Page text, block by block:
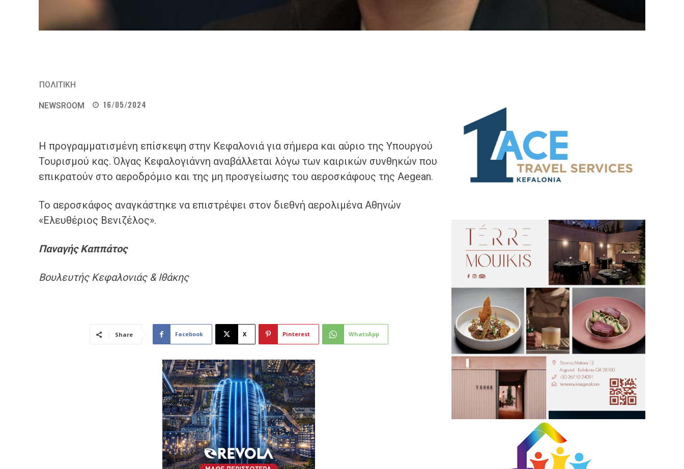
ΠΟΛΙΤΙΚΗ
NEWSROOM 16/05/2024
Η προγραμματισμένη επίσκεψη στην Κεφαλονιά για σήμερα και αύριο της Υπουργού
Τουρισμού κας. Όλγας Κεφαλογιάννη αναβάλλεται λόγω των καιρικών συνθηκών που
επικρατούν στο αεροδρόμιο και της μη προσγείωσης του αεροσκάφους της Aegean.
Το αεροσκάφος αναγκάστηκε να επιστρέψει στον διεθνή αερολιμένα Αθηνών
«Ελευθέριος Βενιζέλος».
ΠαναγήςΚαππάτος
Βουλευτής Κεφαλονιάς & Ιθάκης
Share Facebook X Pinterest WhatsApp